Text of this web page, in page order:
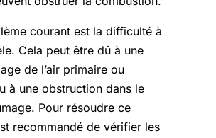
courant est la difficulté à
Cela peut être dû à une
de l’air primaire ou
à une obstruction dans le
Pour résoudre ce
recommandé de vérifier les